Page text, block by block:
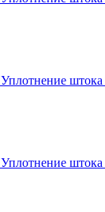
Уплотнение
Уплотнение